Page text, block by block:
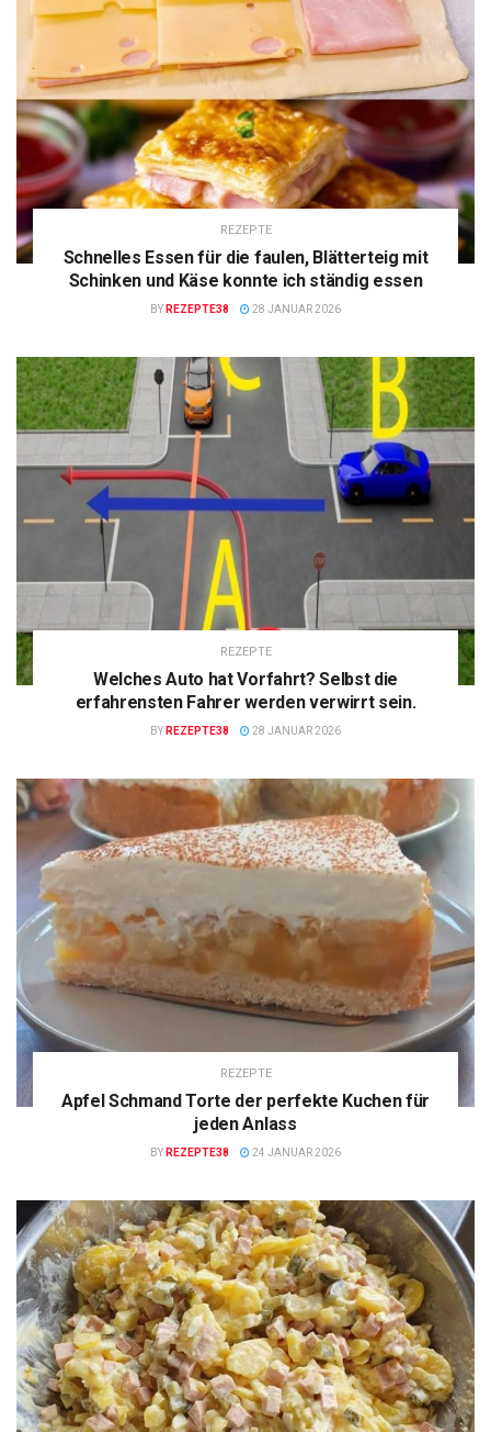
REZEPTE
Schnelles Essen für die faulen, Blätterteig mit
Schinken und Käse konnte ich ständig essen
BY REZEPTE38 28 JANUAR 2026
REZEPTE
Welches Auto hat Vorfahrt? Selbst die
erfahrensten Fahrer werden verwirrt sein.
BY REZEPTE38 28 JANUAR 2026
REZEPTE
Apfel Schmand Torte der perfekte Kuchen für
jeden Anlass
BY REZEPTE38 24 JANUAR 2026